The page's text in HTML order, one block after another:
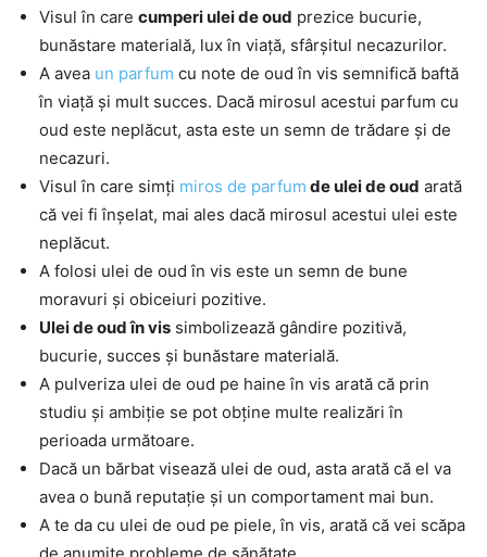
Visul în care cumperi ulei de oud prezice bucurie,
bunăstare materială, lux în viață, sfârșitul necazurilor.
A avea un parfum cu note de oud în vis semnifică baftă
în viață și mult succes. Dacă mirosul acestui parfum cu
oud este neplăcut, asta este un semn de trădare și de
necazuri.
Visul în care simți miros de parfum de ulei de oud arată
că vei fi înșelat, mai ales dacă mirosul acestui ulei este
neplăcut.
A folosi ulei de oud în vis este un semn de bune
moravuri și obiceiuri pozitive.
Ulei de oud în vis simbolizează gândire pozitivă,
bucurie, succes și bunăstare materială.
A pulveriza ulei de oud pe haine în vis arată că prin
studiu și ambiție se pot obține multe realizări în
perioada următoare.
Dacă un bărbat visează ulei de oud, asta arată că el va
avea o bună reputație și un comportament mai bun.
A te da cu ulei de oud pe piele, în vis, arată că vei scăpa
de anumite probleme de sănătate.